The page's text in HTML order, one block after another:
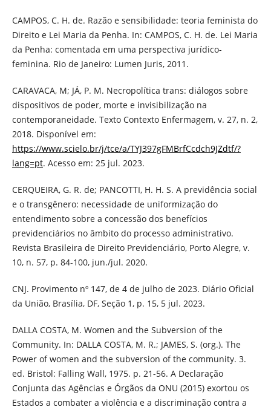
CAMPOS, C. H. de. Razão e sensibilidade: teoria feminista do
Direito e Lei Maria da Penha. In: CAMPOS, C. H. de. Lei Maria
da Penha: comentada em uma perspectiva jurídico-
feminina. Rio de Janeiro: Lumen Juris, 2011.
CARAVACA, M; JÁ, P. M. Necropolítica trans: diálogos sobre
dispositivos de poder, morte e invisibilização na
contemporaneidade. Texto Contexto Enfermagem, v. 27, n. 2,
2018. Disponível em:
https://www.scielo.br/j/tce/a/TYJ397gFMBrfCcdch9JZdtf/?
lang=pt. Acesso em: 25 jul. 2023.
CERQUEIRA, G. R. de; PANCOTTI, H. H. S. A previdência social
e o transgênero: necessidade de uniformização do
entendimento sobre a concessão dos benefícios
previdenciários no âmbito do processo administrativo.
Revista Brasileira de Direito Previdenciário, Porto Alegre, v.
10, n. 57, p. 84-100, jun./jul. 2020.
CNJ. Provimento nº 147, de 4 de julho de 2023. Diário Oficial
da União, Brasília, DF, Seção 1, p. 15, 5 jul. 2023.
DALLA COSTA, M. Women and the Subversion of the
Community. In: DALLA COSTA, M. R.; JAMES, S. (org.). The
Power of women and the subversion of the community. 3.
ed. Bristol: Falling Wall, 1975. p. 21-56. A Declaração
Conjunta das Agências e Órgãos da ONU (2015) exortou os
Estados a combater a violência e a discriminação contra a